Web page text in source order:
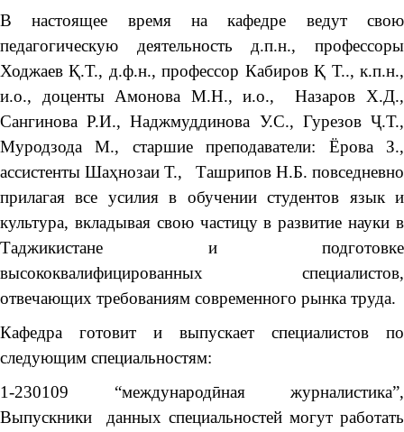
В настоящее время на кафедре ведут свою
педагогическую деятельность д.п.н., профессоры
Ходжаев Қ.Т., д.ф.н., профессор Кабиров Қ Т.., к.п.н.,
и.о., доценты Амонова М.Н., и.о., Назаров Х.Д.,
Сангинова Р.И., Наджмуддинова У.С., Гурезов Ҷ.Т.,
Муродзода М., старшие преподаватели: Ёрова З.,
ассистенты Шаҳнозаи Т., Ташрипов Н.Б. повседневно
прилагая все усилия в обучении студентов язык и
культура, вкладывая свою частицу в развитие науки в
Таджикистане и подготовке
высококвалифицированных специалистов,
отвечающих требованиям современного рынка труда.
Кафедра готовит и выпускает специалистов по
следующим специальностям:
1-230109 “международӣная журналистика”,
Выпускники данных специальностей могут работать